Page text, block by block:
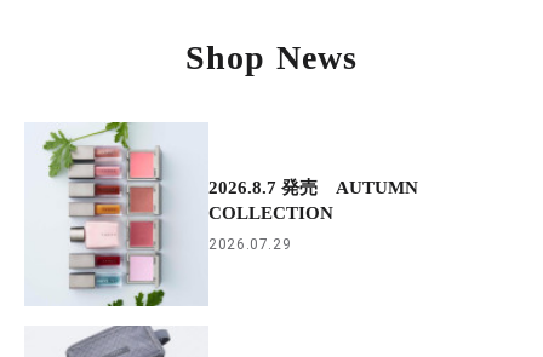
Shop News
2026.8.7 発売 AUTUMN
COLLECTION
2026.07.29